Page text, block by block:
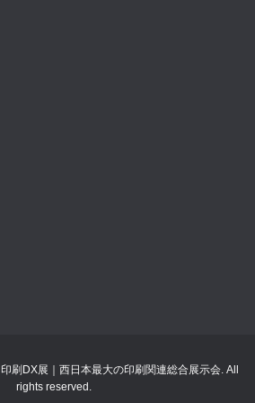
刷DX展｜西日本最大の印刷関連総合展示会. All
rights reserved.